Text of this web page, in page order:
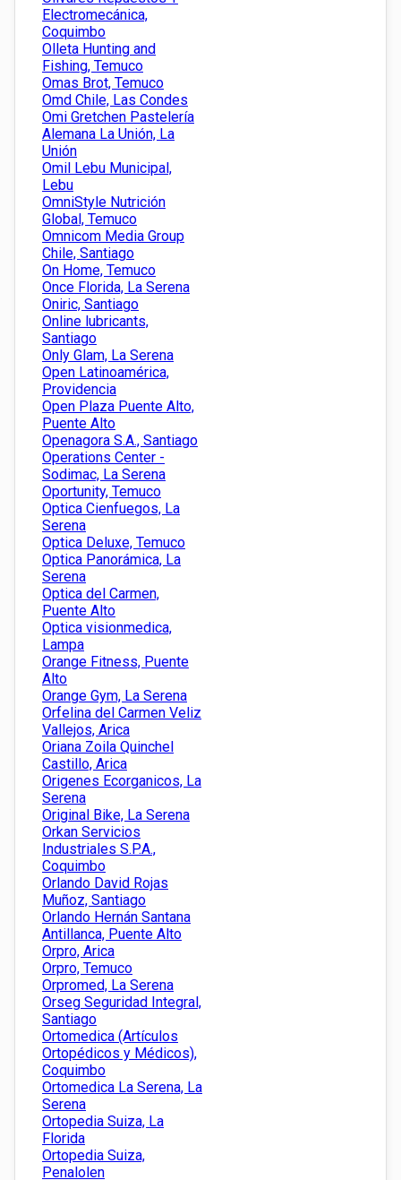
Electromecánica,
Coquimbo
Olleta Hunting and
Fishing, Temuco
Omas Brot, Temuco
Omd Chile, Las Condes
Omi Gretchen Pastelería
Alemana La Unión, La
Unión
Omil Lebu Municipal,
Lebu
OmniStyle Nutrición
Global, Temuco
Omnicom Media Group
Chile, Santiago
On Home, Temuco
Once Florida, La Serena
Oniric, Santiago
Online lubricants,
Santiago
Only Glam, La Serena
Open Latinoamérica,
Providencia
Open Plaza Puente Alto,
Puente Alto
Openagora S.A., Santiago
Operations Center -
Sodimac, La Serena
Oportunity, Temuco
Optica Cienfuegos, La
Serena
Optica Deluxe, Temuco
Optica Panorámica, La
Serena
Optica del Carmen,
Puente Alto
Optica visionmedica,
Lampa
Orange Fitness, Puente
Alto
Orange Gym, La Serena
Orfelina del Carmen Veliz
Vallejos, Arica
Oriana Zoila Quinchel
Castillo, Arica
Origenes Ecorganicos, La
Serena
Original Bike, La Serena
Orkan Servicios
Industriales S.P.A.,
Coquimbo
Orlando David Rojas
Muñoz, Santiago
Orlando Hernán Santana
Antillanca, Puente Alto
Orpro, Arica
Orpro, Temuco
Orpromed, La Serena
Orseg Seguridad Integral,
Santiago
Ortomedica (Artículos
Ortopédicos y Médicos),
Coquimbo
Ortomedica La Serena, La
Serena
Ortopedia Suiza, La
Florida
Ortopedia Suiza,
Penalolen